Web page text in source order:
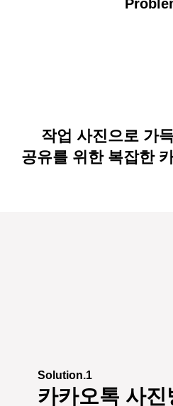
작업 사진으로 가
공유를 위한 복잡한
Solution.1
카카오톡 사